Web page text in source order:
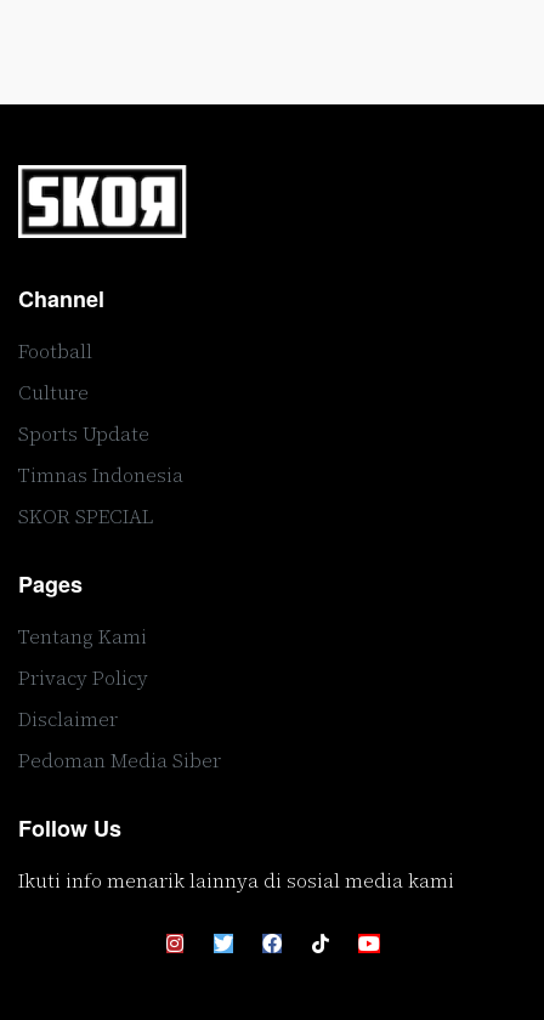
Channel
Football
Culture
Sports Update
Timnas Indonesia
SKOR SPECIAL
Pages
Tentang Kami
Privacy Policy
Disclaimer
Pedoman Media Siber
Follow Us
Ikuti info menarik lainnya di sosial media kami